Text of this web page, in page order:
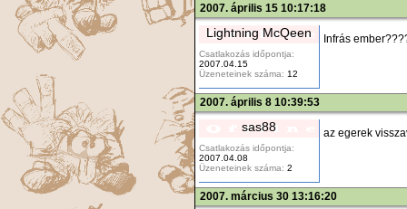
2007. április 15 10:17:18
Lightning McQeen
Csatlakozás időpontja:
2007.04.15
Üzeneteinek száma: 12
Infrás
2007. április 8 10:39:53
sas88
Csatlakozás időpontja:
2007.04.08
Üzeneteinek száma: 2
az egerek
2007. március 30 13:16:20